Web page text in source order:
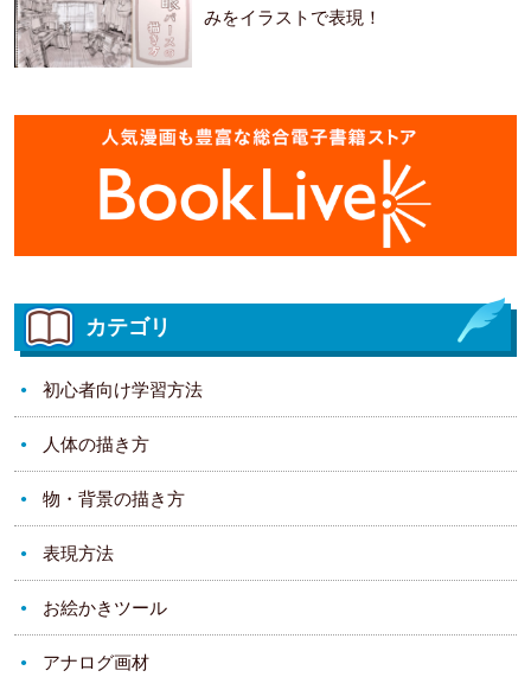
みをイラストで表現！
カテゴリ
初心者向け学習方法
人体の描き方
物・背景の描き方
表現方法
お絵かきツール
アナログ画材